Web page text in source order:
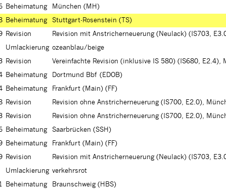
Beheimatung
München (MH)
Beheimatung
Stuttgart-Rosenstein (TS)
Revision
Revision mit Anstricherneuerung (Neulack) (IS703,
Umlackierung ozeanblau/beige
Revision
Vereinfachte Revision (inklusive IS 580) (IS680, E2.4),
Beheimatung
Dortmund Bbf (EDOB)
Beheimatung
Frankfurt (Main) (FF)
Revision
Revision ohne Anstricherneuerung (IS700, E2.0),
Revision
Revision ohne Anstricherneuerung (IS700, E2.0),
Beheimatung
Saarbrücken (SSH)
Beheimatung
Frankfurt (Main) (FF)
Revision
Revision mit Anstricherneuerung (Neulack) (IS703,
Umlackierung verkehrsrot
Beheimatung
Braunschweig (HBS)